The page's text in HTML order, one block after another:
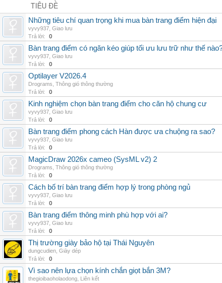
TIÊU ĐỀ
Những tiêu chí quan trọng khi mua bàn trang điểm hiện đại
vyvy937 Giao lưu
Trả lời:
0
Bàn trang điểm có ngăn kéo giúp tối ưu lưu trữ như thế
vyvy937 Giao lưu
Trả lời:
0
Optilayer V2026.4
Drograms Thông gió thông thường
Trả lời:
0
Kinh nghiệm chọn bàn trang điểm cho căn hộ chung cư
vyvy937 Giao lưu
Trả lời:
0
Bàn trang điểm phong cách Hàn được ưa chuộng ra sao?
vyvy937 Giao lưu
Trả lời:
0
MagicDraw 2026x cameo (SysML v2) 2
Drograms Thông gió thông thường
Trả lời:
0
Cách bố trí bàn trang điểm hợp lý trong phòng ngủ
vyvy937 Giao lưu
Trả lời:
0
Bàn trang điểm thông minh phù hợp với ai?
vyvy937 Giao lưu
Trả lời:
0
Thị trường giày bảo hộ tại Thái Nguyên
dungcudien Giày dép
Trả lời:
0
Vì sao nên lựa chọn kính chắn giọt bắn 3M?
thegioibaoholaodong Liên kết